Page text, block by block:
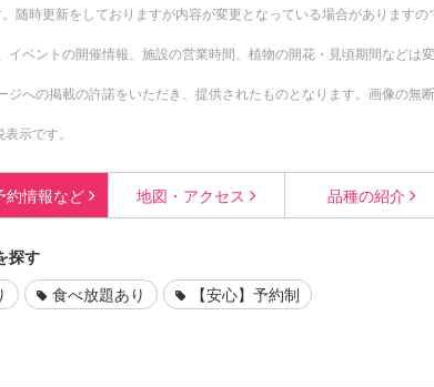
時更新をしておりますが内容が変更となっている場合がありますの
ベントの開催情報、施設の営業時間、植物の開花・見頃期間などは
への掲載の許諾をいただき、提供されたものとなります。画像の無
示です。
約情報など 地図・ アクセス 品種の紹介
探す
食べ放題あり 【安心】予約制